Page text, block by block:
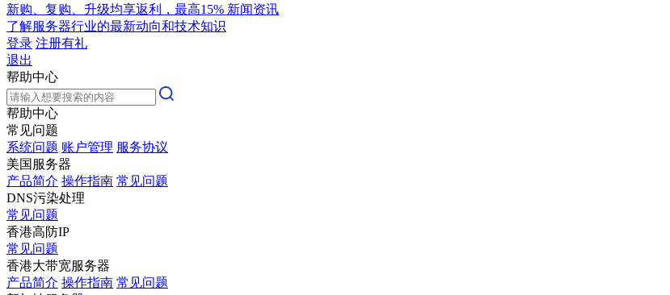
新购、复购、升级均享返利，最高15% 新闻资讯
了解服务器行业的最新动向和技术知识
登录 注册有礼
退出
帮助中心
帮助中心
常见问题
系统问题 账户管理 服务协议
美国服务器
产品简介 操作指南 常见问题
DNS污染处理
常见问题
香港高防IP
常见问题
香港大带宽服务器
产品简介 操作指南 常见问题